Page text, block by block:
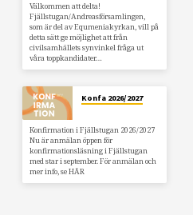
Välkommen att delta!
Fjällstugan/Andreasförsamlingen,
som är del av Equmeniakyrkan, vill på
detta sätt ge möjlighet att från
civilsamhällets synvinkel fråga ut
våra toppkandidater…
Konfa 2026/2027
Konfirmation i Fjällstugan 2026/2027
Nu är anmälan öppen för
konfirmationsläsning i Fjällstugan
med star i september. För anmälan och
mer info, se HÄR